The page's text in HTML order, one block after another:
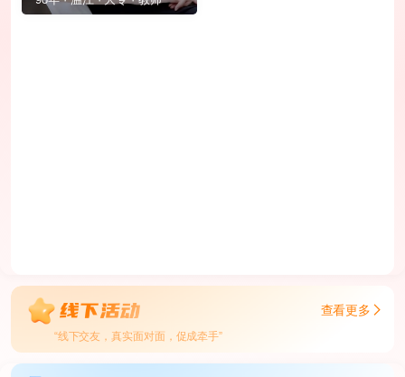
查看更多
“线下交友，真实面对面，促成牵手”